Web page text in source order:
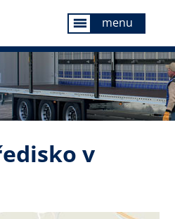
menu menu
v